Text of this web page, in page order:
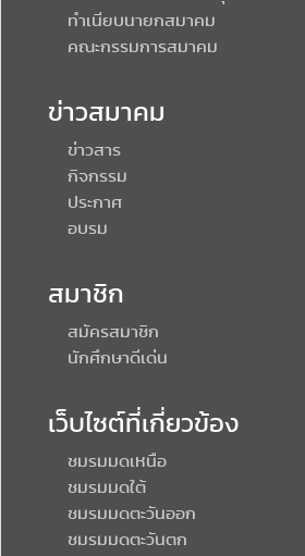
ทำเนียบนายกสมาคม
คณะกรรมการสมาคม
ข่าวสมาคม
ข่าวสาร
กิจกรรม
ประกาศ
อบรม
สมาชิก
สมัครสมาชิก
นักศึกษาดีเด่น
เว็บไซต์ที่เกี่ยวข้อง
ชมรมมดเหนือ
ชมรมมดใต้
ชมรมมดตะวันออก
ชมรมมดตะวันตก